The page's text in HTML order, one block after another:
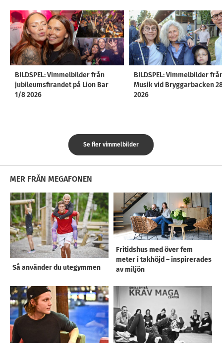
BILDSPEL: Vimmelbilder från
jubileumsfirandet på Lion Bar
1/8 2026
BILDSPEL: Vimmelbilder
Musik vid Bryggarbacken
2026
Se fler vimmelbilder
MER FRÅN MEGAFONEN
Så använder du utegymmen
Fritidshus med över fem
meter i takhöjd – inspirerades
av miljön